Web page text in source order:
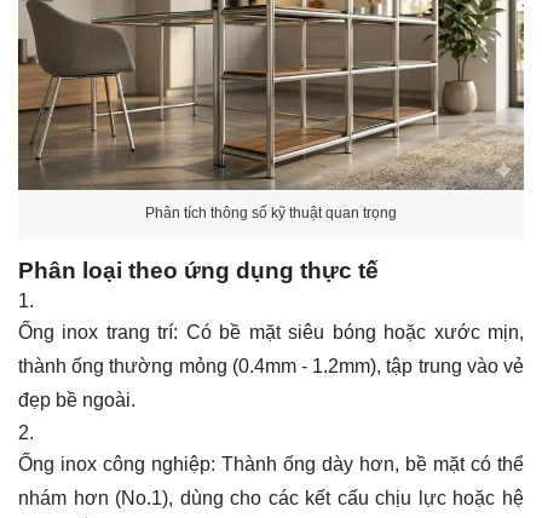
Phân tích thông số kỹ thuật quan trọng
Phân loại theo ứng dụng thực tế
Ống inox trang trí: Có bề mặt siêu bóng hoặc xước mịn,
thành ống thường mỏng (0.4mm - 1.2mm), tập trung vào vẻ
đẹp bề ngoài.
Ống inox công nghiệp: Thành ống dày hơn, bề mặt có thể
nhám hơn (No.1), dùng cho các kết cấu chịu lực hoặc hệ